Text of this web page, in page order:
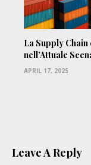
La Supply
nell’Attuale
APRIL 17, 2025
Leave A Reply